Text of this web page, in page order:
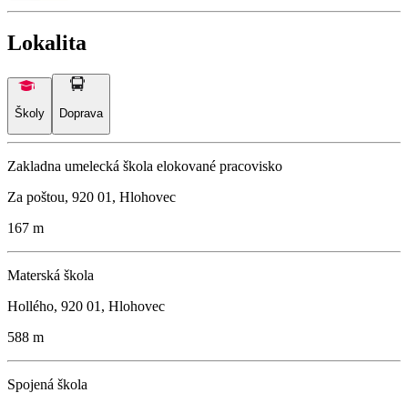
Lokalita
Školy Doprava
Zakladna umelecká škola elokované pracovisko
Za poštou, 920 01, Hlohovec
167 m
Materská škola
Hollého, 920 01, Hlohovec
588 m
Spojená škola